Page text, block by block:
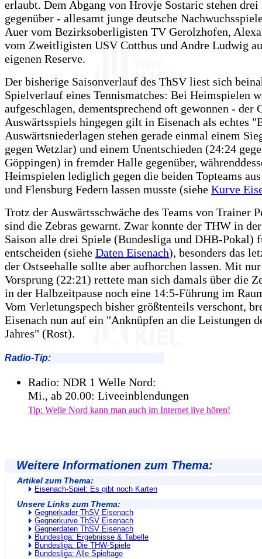
erlaubt. Dem Abgang von Hrovje Sostaric stehen drei
gegenüber - allesamt junge deutsche
Auer vom Bezirksoberligisten TV Gerolzhofen,
vom Zweitligisten USV Cottbus und Andre Ludwig
eigenen Reserve.
Der bisherige Saisonverlauf des ThSV liest sich
Spielverlauf eines Tennismatches: Bei Heimspielen
aufgeschlagen, dementsprechend oft gewonnen - der
Auswärtsspiels hingegen gilt in Eisenach als echtes
Auswärtsniederlagen stehen gerade einmal einem
gegen Wetzlar) und einem Unentschieden (24:24
Göppingen) in fremder Halle gegenüber,
Heimspielen lediglich gegen die beiden Topteams
und Flensburg Federn lassen musste (siehe Kurve
Trotz der Auswärtsschwäche des Teams von Trainer
sind die Zebras gewarnt. Zwar konnte der THW in
Saison alle drei Spiele (Bundesliga und DHB-Pokal)
entscheiden (siehe Daten Eisenach), besonders das
der Ostseehalle sollte aber aufhorchen lassen. Mit
Vorsprung (22:21) rettete man sich damals über die
in der Halbzeitpause noch eine 14:5-Führung im
Vom Verletungspech bisher größtenteils verschont,
Eisenach nun auf ein "Anknüpfen an die Leistungen
Jahres" (Rost).
Radio-Tip:
Radio: NDR 1 Welle Nord:
Mi., ab 20.00: Liveeinblendungen
Tip: Welle Nord kann man auch im Internet live hören!
Weitere Informationen zum Thema:
Artikel zum Thema:
Eisenach-Spiel: Es gibt noch Karten
Unsere Links zum Thema:
Gegnerkader ThSV Eisenach
Gegnerkurve ThSV Eisenach
Gegnerdaten ThSV Eisenach
Bundesliga: Ergebnisse & Tabelle
Bundesliga: Die THW-Spiele
Bundesliga: Alle Spieltage